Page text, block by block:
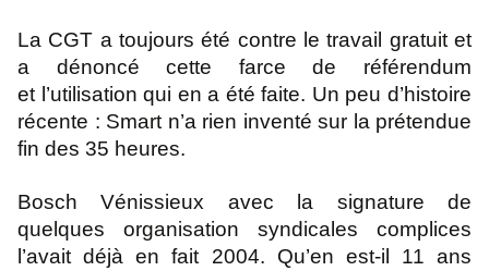
La CGT a toujours été contre le travail gratuit et
a dénoncé cette farce de référendum
et l’utilisation qui en a été faite. Un peu d’histoire
récente : Smart n’a rien inventé sur la prétendue
fin des 35 heures.
Bosch Vénissieux avec la signature de
quelques organisation syndicales complices
l’avait déjàen fait 2004. Qu’en est-il 11 ans